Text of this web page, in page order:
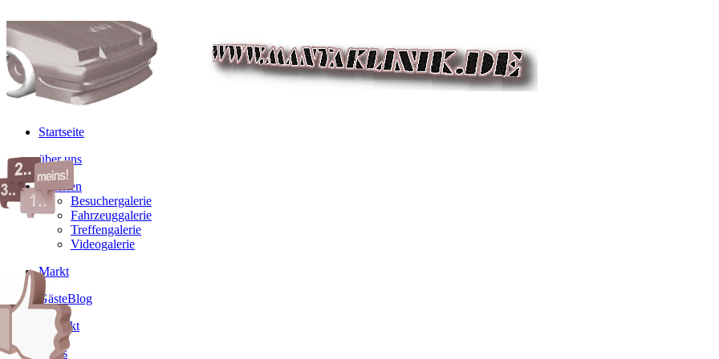
Startseite
über uns
Galerien
Besuchergalerie
Fahrzeuggalerie
Treffengalerie
Videogalerie
Markt
GästeBlog
Kontakt
Links